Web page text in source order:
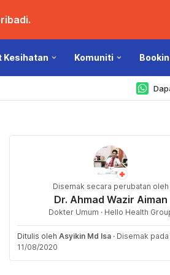
Kesihatan Komuniti
Disemak secara perubatan oleh
Dr. Ahmad Wazir Aiman
Dokter Umum · Hello Health
Ditulis oleh Asyikin Md Isa · Disemak pada
11/08/2020